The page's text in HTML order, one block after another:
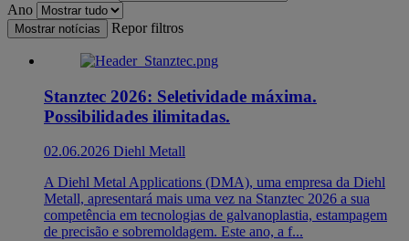
Ano
Mostrar notícias Repor filtros
Stanztec 2026: Seletividade máxima.
Possibilidades ilimitadas.
02.06.2026 Diehl Metall
A Diehl Metal Applications (DMA), uma empresa da Diehl
Metall, apresentará mais uma vez na Stanztec 2026 a sua
competência em tecnologias de galvanoplastia, estampagem
de precisão e sobremoldagem. Este ano, a f...